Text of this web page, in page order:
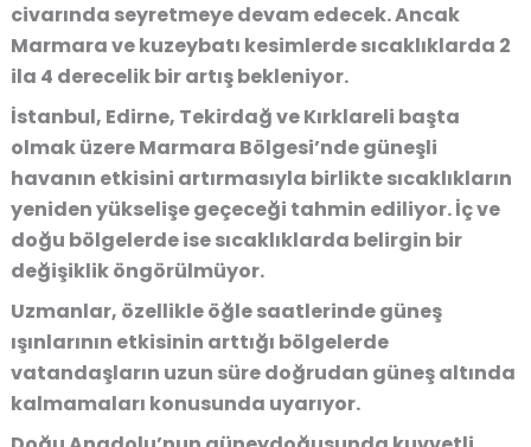
civarında seyretmeye devam edecek. Ancak
Marmara ve kuzeybatı kesimlerde sıcaklıklarda 2
ila 4 derecelik bir artış bekleniyor.
İstanbul, Edirne, Tekirdağ ve Kırklareli başta
olmak üzere Marmara Bölgesi’nde güneşli
havanın etkisini artırmasıyla birlikte sıcaklıkların
yeniden yükselişe geçeceği tahmin ediliyor. İç ve
doğu bölgelerde ise sıcaklıklarda belirgin bir
değişiklik öngörülmüyor.
Uzmanlar, özellikle öğle saatlerinde güneş
ışınlarının etkisinin arttığı bölgelerde
vatandaşların uzun süre doğrudan güneş altında
kalmamaları konusunda uyarıyor.